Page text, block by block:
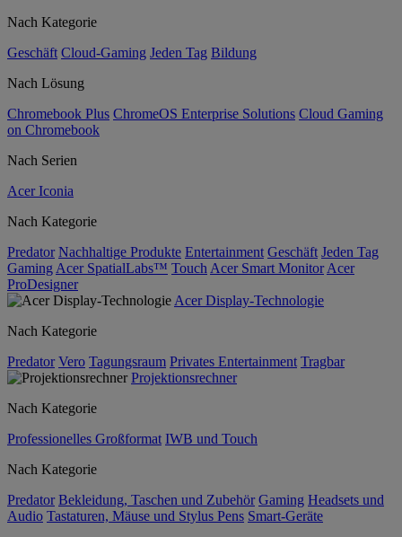
Nach Kategorie
Geschäft Cloud-Gaming Jeden Tag Bildung
Nach Lösung
Chromebook Plus ChromeOS Enterprise Solutions Cloud Gaming
on Chromebook
Nach Serien
Acer Iconia
Nach Kategorie
Predator Nachhaltige Produkte Entertainment Geschäft Jeden Tag
Gaming Acer SpatialLabs™ Touch Acer Smart Monitor Acer
ProDesigner
Acer Display-Technologie
Nach Kategorie
Predator Vero Tagungsraum Privates Entertainment Tragbar
Projektionsrechner
Nach Kategorie
Professionelles Großformat IWB und Touch
Nach Kategorie
Predator Bekleidung, Taschen und Zubehör Gaming Headsets und
Audio Tastaturen, Mäuse und Stylus Pens Smart-Geräte